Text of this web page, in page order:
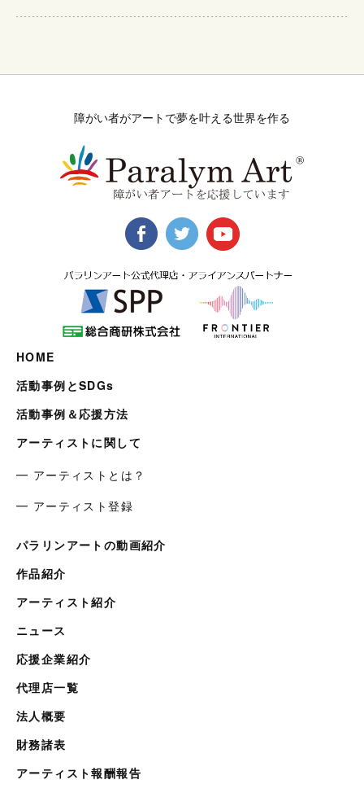
障がい者がアートで夢を叶える世界を作る
HOME
活動事例とSDGs
活動事例＆応援方法
アーティストに関して
━ アーティストとは？
━ アーティスト登録
パラリンアートの動画紹介
作品紹介
アーティスト紹介
ニュース
応援企業紹介
代理店一覧
法人概要
財務諸表
アーティスト報酬報告